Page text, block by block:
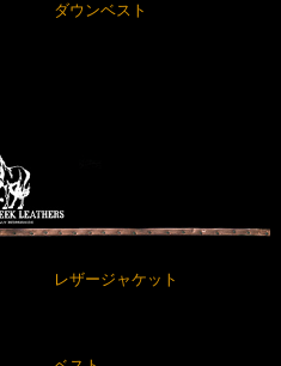
ダウンベスト
レザージャケット